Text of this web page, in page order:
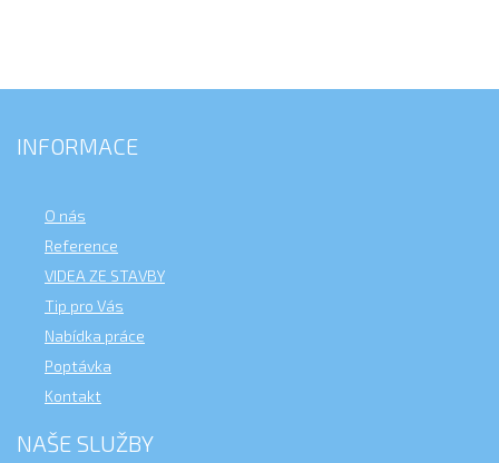
INFORMACE
O nás
Reference
VIDEA ZE STAVBY
Tip pro Vás
Nabídka práce
Poptávka
Kontakt
NAŠE SLUŽBY